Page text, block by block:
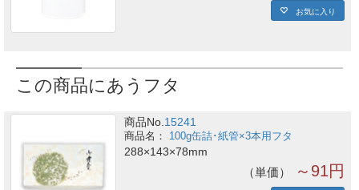
お気に入り
この商品にあうフタ
商品No. 15241
100g缶詰･紙管×3本用フタ
288×143×78mm
単価 ～91円